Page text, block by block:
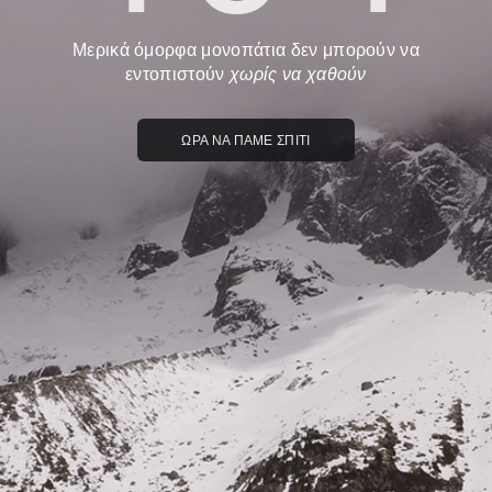
Μερικά όμορφα μονοπάτια δεν μπορούν να
εντοπιστούν χωρίς να χαθούν
ΩΡΑ ΝΑ ΠΑΜΕ ΣΠΙΤΙ